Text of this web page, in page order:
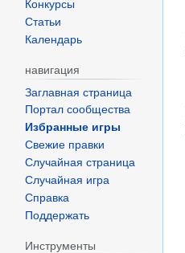
Конкурсы
Статьи
Календарь
навигация
Заглавная страница
Портал сообщества
Избранные игры
Свежие правки
Случайная страница
Случайная игра
Справка
Поддержать
Инструменты